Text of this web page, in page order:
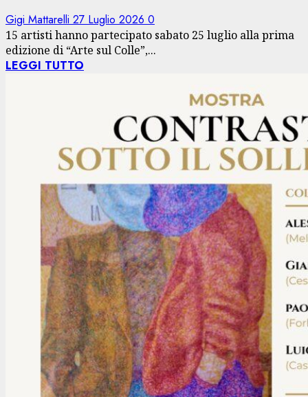
Gigi Mattarelli 27 Luglio 2026 0
15 artisti hanno partecipato sabato 25 luglio alla prima
edizione di “Arte sul Colle”,...
LEGGI TUTTO